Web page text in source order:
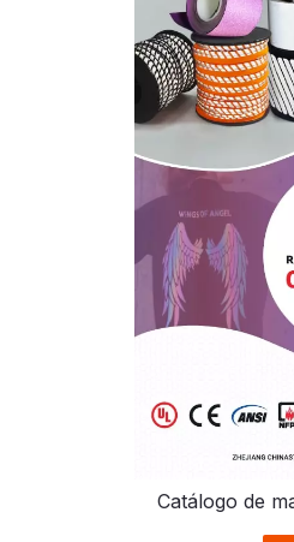
Catálogo de